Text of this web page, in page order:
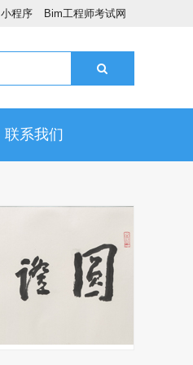
小程序 Bim工程师考试网
联系我们